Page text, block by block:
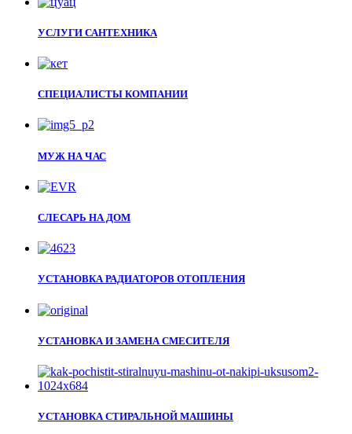
УСЛУГИ САНТЕХНИКА
СПЕЦИАЛИСТЫ КОМПАНИИ
МУЖ НА ЧАС
СЛЕСАРЬ НА ДОМ
УСТАНОВКА РАДИАТОРОВ ОТОПЛЕНИЯ
УСТАНОВКА И ЗАМЕНА СМЕСИТЕЛЯ
УСТАНОВКА СТИРАЛЬНОЙ МАШИНЫ